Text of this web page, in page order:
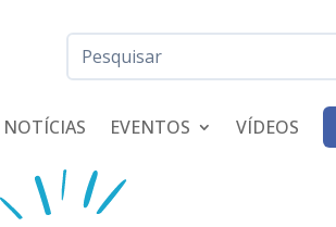
NOTÍCIAS EVENTOS VÍDEOS